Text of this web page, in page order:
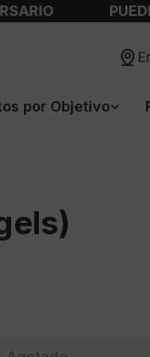
PUEDES
por Objetivo